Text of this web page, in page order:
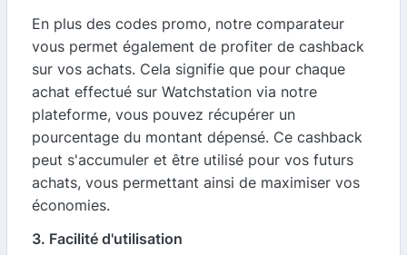
En plus des codes promo, notre comparateur
vous permet également de profiter de cashback
sur vos achats. Cela signifie que pour chaque
achat effectué sur Watchstation via notre
plateforme, vous pouvez récupérer un
pourcentage du montant dépensé. Ce cashback
peut s'accumuler et être utilisé pour vos futurs
achats, vous permettant ainsi de maximiser vos
économies.
3. Facilité d'utilisation